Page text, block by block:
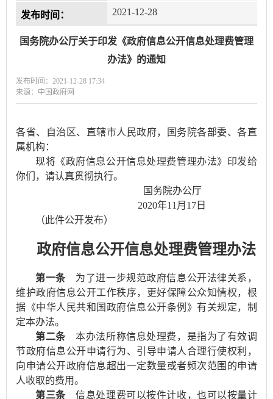
发布时间： 2021-12-28
国务院办公厅关于印发《政府信息公开信息处理费管理
办法》的通知
发布时间：2021-12-28 17:34
来源：中国政府网
各省、自治区、直辖市人民政府，国务院各部委、各直
属机构：
现将《政府信息公开信息处理费管理办法》印发给
你们，请认真贯彻执行。
国务院办公厅
2020年11月17日
（此件公开发布）
政府信息公开信息处理费管理办法
第一条为了进一步规范政府信息公开法律关系，
维护政府信息公开工作秩序，更好保障公众知情权，根
据《中华人民共和国政府信息公开条例》有关规定，制
定本办法。
第二条本办法所称信息处理费，是指为了有效调
节政府信息公开申请行为、引导申请人合理行使权利，
向申请公开政府信息超出一定数量或者频次范围的申请
人收取的费用。
第三条信息处理费可以按件计收，也可以按量计